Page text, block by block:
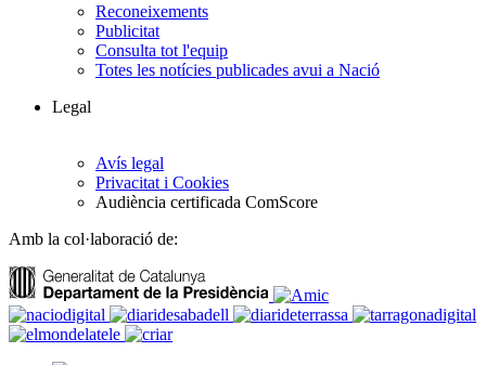
Reconeixements
Publicitat
Consulta tot l'equip
Totes les notícies publicades avui a Nació
Legal
Avís legal
Privacitat i Cookies
Audiència certificada ComScore
Amb la col·laboració de: